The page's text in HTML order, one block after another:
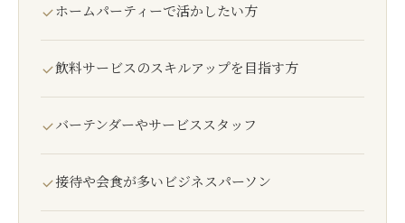
ホームパーティーで活かしたい方
飲料サービスのスキルアップを目指す方
バーテンダーやサービススタッフ
接待や会食が多いビジネスパーソン